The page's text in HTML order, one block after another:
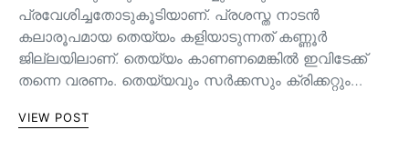
പ്രവേശിച്ചതോടുകൂടിയാണ്. പ്രശസ്ത നാടൻ
കലാരൂപമായ തെയ്യം കളിയാടുന്നത് കണ്ണൂർ
ജില്ലയിലാണ്. തെയ്യം കാണണമെങ്കിൽ ഇവിടേക്ക്
തന്നെ വരണം. തെയ്യവും സര്‍ക്കസും ക്രിക്കറ്റും…
VIEW POST